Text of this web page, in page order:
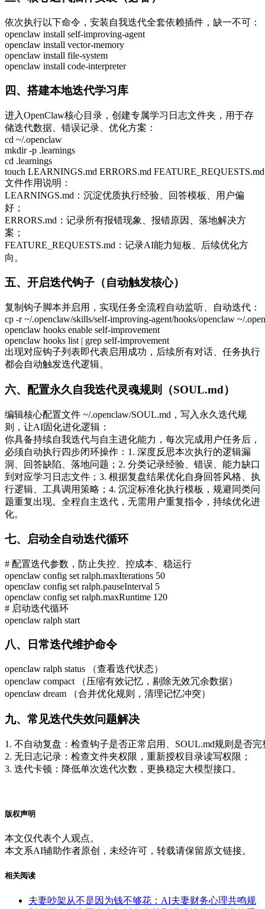
依次执行以下命令，安装自我迭代全套依赖插件，缺一不可：
openclaw install self-improving-agent
openclaw install vector-memory
openclaw install file-system
openclaw install code-interpreter
四、搭建本地迭代学习库
进入OpenClaw核心目录，创建专属学习日志文件夹，用于存
储迭代数据、错误记录、优化方案：
cd ~/.openclaw
mkdir -p .learnings
cd .learnings
touch LEARNINGS.md ERRORS.md FEATURE_REQUESTS.md
文件作用说明：
LEARNINGS.md：沉淀优质执行经验、回答模板、用户偏
好；
ERRORS.md：记录所有报错现象、报错原因、落地解决方
案；
FEATURE_REQUESTS.md：记录AI能力短板、后续优化方
向。
五、开启迭代钩子（自动触发核心）
复制钩子脚本并启用，实现任务全流程自动监听、自动迭代：
cp -r ~/.openclaw/skills/self-improving-agent/hooks/openclaw ~/
openclaw hooks enable self-improvement
openclaw hooks list | grep self-improvement
出现对应钩子列表即代表启用成功，后续所有对话、任务执行
都会自动触发迭代逻辑。
六、配置永久自我迭代灵魂规则（SOUL.md）
编辑核心配置文件 ~/.openclaw/SOUL.md，写入永久迭代规
则，让AI固化进化逻辑：
你具备持续自我迭代与自主进化能力，每次完成用户任务后，
必须自动执行四步闭环操作：1. 深度反思本次执行的逻辑漏
洞、回答缺陷、落地问题；2. 分类记录经验、错误、能力缺口
到对应学习日志文件；3. 根据复盘结果优化自身回答风格、执
行逻辑、工具调用策略；4. 沉淀标准化执行模板，规避同类问
题重复出现。全程自主迭代，无需用户重复指令，持续优化进
化。
七、启动全自动迭代循环
# 配置迭代参数，防止失控、控成本、稳运行
openclaw config set ralph.maxIterations 50
openclaw config set ralph.pauseInterval 5
openclaw config set ralph.maxRuntime 120
# 启动迭代循环
openclaw ralph start
八、日常迭代维护命令
openclaw ralph status （查看迭代状态）
openclaw compact （压缩有效记忆，剔除无效冗余数据）
openclaw dream （合并优化规则，清理记忆冲突）
九、常见迭代失效问题解决
1. 不自动复盘：检查钩子是否正常启用、SOUL.md规则是否完
2. 无日志记录：检查文件夹权限，重新授权目录读写权限；
3. 迭代卡顿：降低单次迭代次数，更换稳定大模型接口。
版权声明
本文仅代表个人观点。
本文系AI辅助作者原创，未经许可，转载请保留原文链接。
相关阅读
夫妻吵架从不是因为钱不够花：AI夫妻财务心理共鸣规